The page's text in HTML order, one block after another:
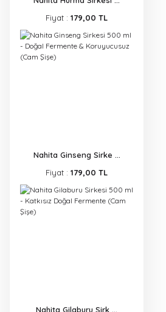
Fiyat : 179,00 TL
Nahita Ginseng Sirke ...
Fiyat : 179,00 TL
Nahita Gilaburu Sirk ...